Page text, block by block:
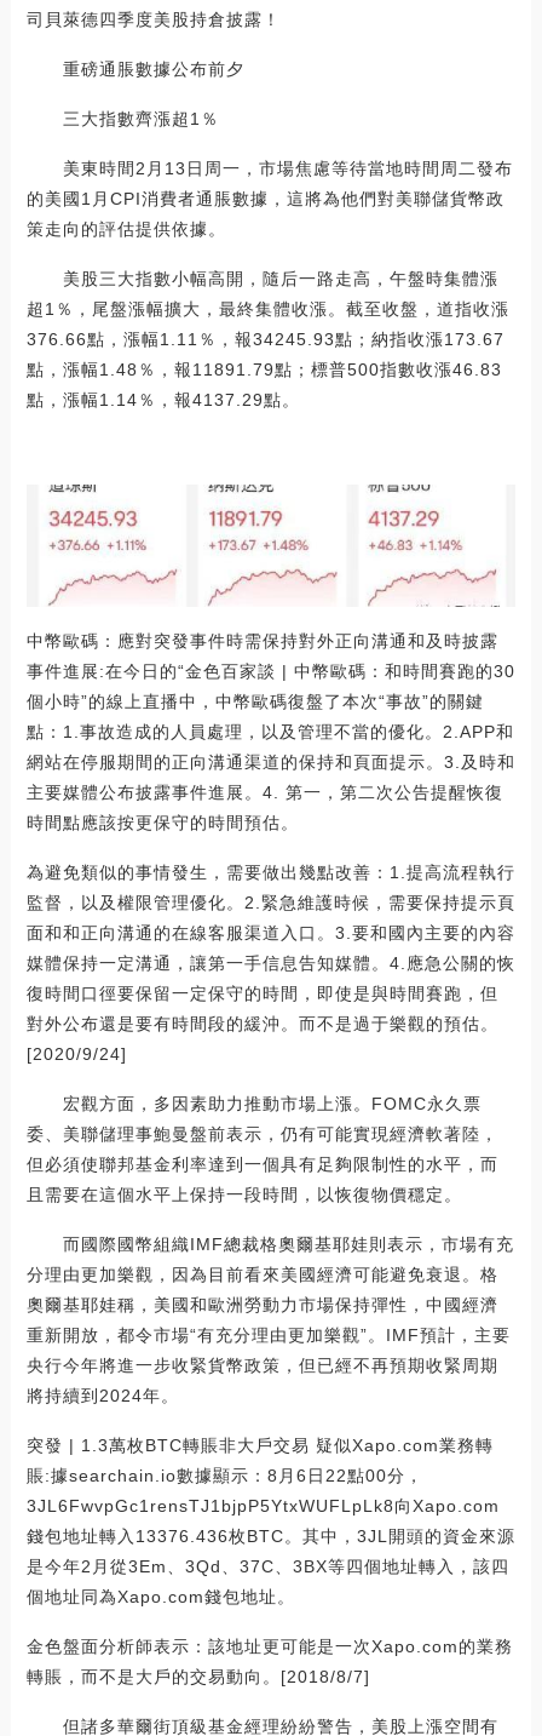
司貝萊德四季度美股持倉披露！
重磅通脹數據公布前夕
三大指數齊漲超1％
美東時間2月13日周一，市場焦慮等待當地時間周二發布
的美國1月CPI消費者通脹數據，這將為他們對美聯儲貨幣政
策走向的評估提供依據。
美股三大指數小幅高開，隨后一路走高，午盤時集體漲
超1％，尾盤漲幅擴大，最終集體收漲。截至收盤，道指收漲
376.66點，漲幅1.11％，報34245.93點；納指收漲173.67
點，漲幅1.48％，報11891.79點；標普500指數收漲46.83
點，漲幅1.14％，報4137.29點。
中幣歐碼：應對突發事件時需保持對外正向溝通和及時披露
事件進展:在今日的“金色百家談 | 中幣歐碼：和時間賽跑的30
個小時”的線上直播中，中幣歐碼復盤了本次“事故”的關鍵
點：1.事故造成的人員處理，以及管理不當的優化。2.APP和
網站在停服期間的正向溝通渠道的保持和頁面提示。3.及時和
主要媒體公布披露事件進展。4. 第一，第二次公告提醒恢復
時間點應該按更保守的時間預估。
為避免類似的事情發生，需要做出幾點改善：1.提高流程執行
監督，以及權限管理優化。2.緊急維護時候，需要保持提示頁
面和和正向溝通的在線客服渠道入口。3.要和國內主要的內容
媒體保持一定溝通，讓第一手信息告知媒體。4.應急公關的恢
復時間口徑要保留一定保守的時間，即使是與時間賽跑，但
對外公布還是要有時間段的緩沖。而不是過于樂觀的預估。
[2020/9/24]
宏觀方面，多因素助力推動市場上漲。FOMC永久票
委、美聯儲理事鮑曼盤前表示，仍有可能實現經濟軟著陸，
但必須使聯邦基金利率達到一個具有足夠限制性的水平，而
且需要在這個水平上保持一段時間，以恢復物價穩定。
而國際國幣組織IMF總裁格奧爾基耶娃則表示，市場有充
分理由更加樂觀，因為目前看來美國經濟可能避免衰退。格
奧爾基耶娃稱，美國和歐洲勞動力市場保持彈性，中國經濟
重新開放，都令市場“有充分理由更加樂觀”。IMF預計，主要
央行今年將進一步收緊貨幣政策，但已經不再預期收緊周期
將持續到2024年。
突發 | 1.3萬枚BTC轉賬非大戶交易 疑似Xapo.com業務轉
賬:據searchain.io數據顯示：8月6日22點00分，
3JL6FwvpGc1rensTJ1bjpP5YtxWUFLpLk8向Xapo.com
錢包地址轉入13376.436枚BTC。其中，3JL開頭的資金來源
是今年2月從3Em、3Qd、37C、3BX等四個地址轉入，該四
個地址同為Xapo.com錢包地址。
金色盤面分析師表示：該地址更可能是一次Xapo.com的業務
轉賬，而不是大戶的交易動向。[2018/8/7]
但諸多華爾街頂級基金經理紛紛警告，美股上漲空間有